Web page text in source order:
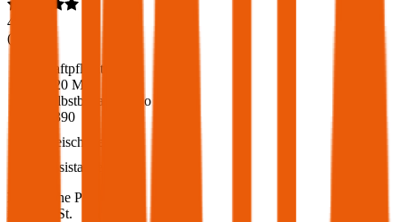
4,6
(
Haftpflicht
€ 20 Mio.
Selbstbehalt Kasko
€ 390
Freischaden
Assistance
Monatliche Prämie
inkl. mVSt.